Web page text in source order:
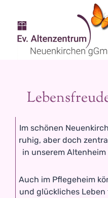
springen
Im schönen
ruhig, aber doch
in unserem
Auch im Pflegeheim
und glückliches